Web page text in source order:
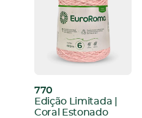
770
:Edição Limitada |
Coral Estonado